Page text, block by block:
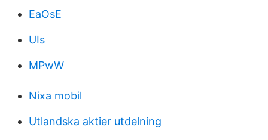
EaOsE
UIs
MPwW
Nixa mobil
Utlandska aktier utdelning